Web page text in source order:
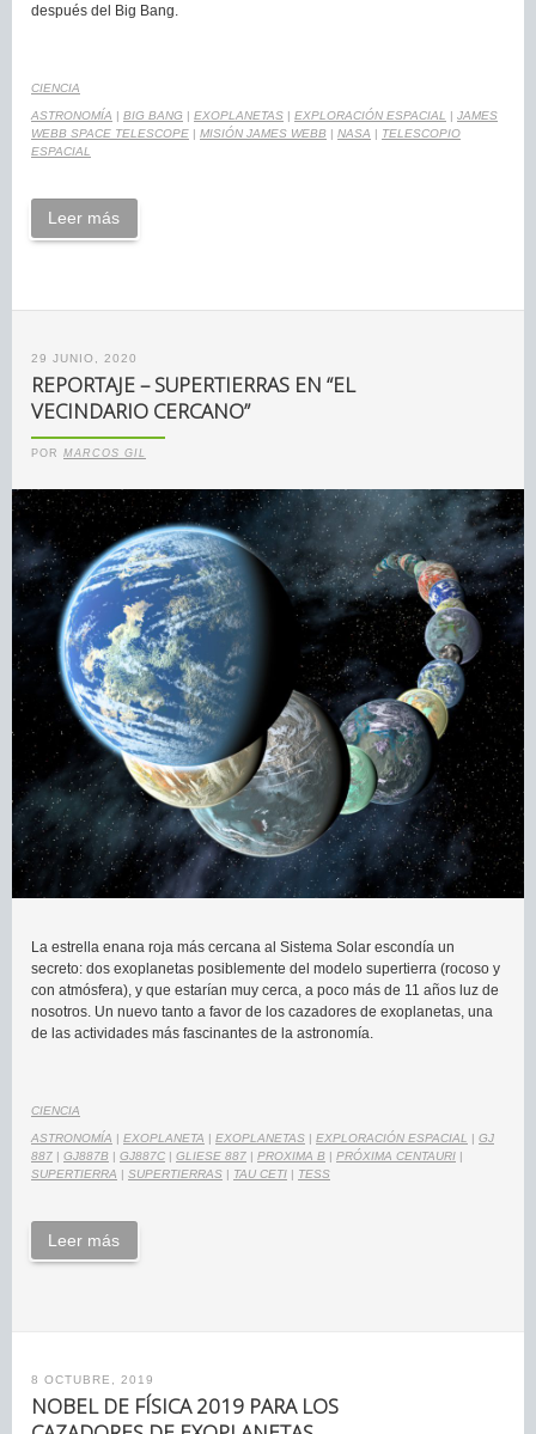
después del Big Bang.
CIENCIA
ASTRONOMÍA | BIG BANG | EXOPLANETAS | EXPLORACIÓN ESPACIAL | JAMES
WEBB SPACE TELESCOPE | MISIÓN JAMES WEBB | NASA | TELESCOPIO
ESPACIAL
Leer más
29 JUNIO, 2020
REPORTAJE – SUPERTIERRAS EN “EL
VECINDARIO CERCANO”
POR MARCOS GIL
La estrella enana roja más cercana al Sistema Solar escondía un
secreto: dos exoplanetas posiblemente del modelo supertierra (rocoso y
con atmósfera), y que estarían muy cerca, a poco más de 11 años luz de
nosotros. Un nuevo tanto a favor de los cazadores de exoplanetas, una
de las actividades más fascinantes de la astronomía.
CIENCIA
ASTRONOMÍA | EXOPLANETA | EXOPLANETAS | EXPLORACIÓN ESPACIAL | GJ
887 | GJ887B | GJ887C | GLIESE 887 | PROXIMA B | PRÓXIMA CENTAURI |
SUPERTIERRA | SUPERTIERRAS | TAU CETI | TESS
Leer más
8 OCTUBRE, 2019
NOBEL DE FÍSICA 2019 PARA LOS